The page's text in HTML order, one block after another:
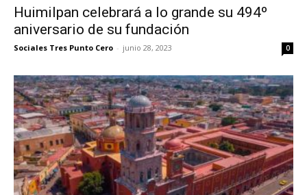
Huimilpan celebrará a lo grande su 494º
aniversario de su fundación
Sociales Tres Punto Cero - junio 28, 2023 0